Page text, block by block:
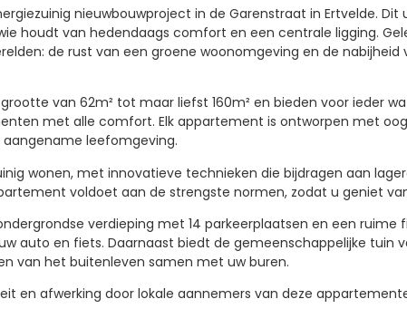
nieuwbouwproject in de Garenstraat in Ertvelde. Dit
houdt van hedendaags comfort en een centrale ligging.
de rust van een groene woonomgeving en de nabijheid
van 62m² tot maar liefst 160m² en bieden voor ieder
met alle comfort. Elk appartement is ontworpen met
leefomgeving.
wonen, met innovatieve technieken die bijdragen aan
voldoet aan de strengste normen, zodat u geniet
verdieping met 14 parkeerplaatsen en een ruime
auto en fiets. Daarnaast biedt de gemeenschappelijke tuin
van het buitenleven samen met uw buren.
en afwerking door lokale aannemers van deze